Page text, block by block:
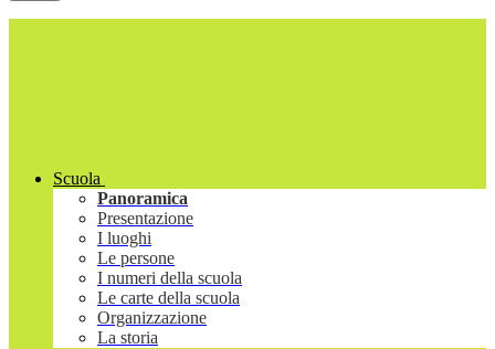
Scuola
Panoramica
Presentazione
I luoghi
Le persone
I numeri della scuola
Le carte della scuola
Organizzazione
La storia